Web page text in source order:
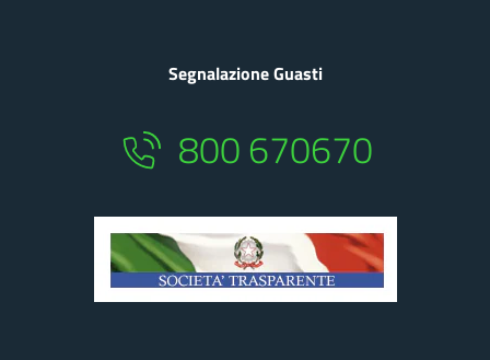
Segnalazione Guasti
800 670670